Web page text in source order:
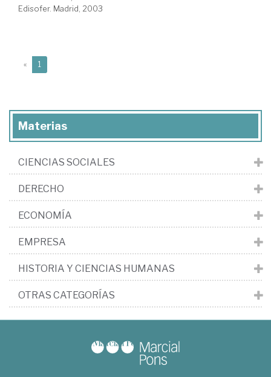
Edisofer. Madrid, 2003
« 1
Materias
CIENCIAS SOCIALES
DERECHO
ECONOMÍA
EMPRESA
HISTORIA Y CIENCIAS HUMANAS
OTRAS CATEGORÍAS